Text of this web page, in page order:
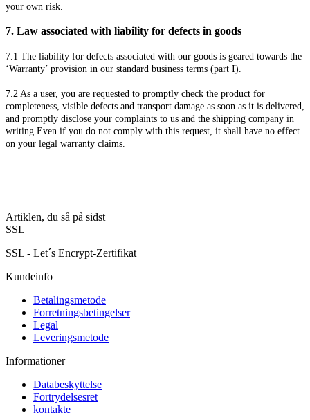
your own risk.
7. Law associated with liability for defects in goods
7.1 The liability for defects associated with our goods is geared towards the
‘Warranty’ provision in our standard business terms (part I).
7.2 As a user, you are requested to promptly check the product for
completeness, visible defects and transport damage as soon as it is delivered,
and promptly disclose your complaints to us and the shipping company in
writing.Even if you do not comply with this request, it shall have no effect
on your legal warranty claims.
Artiklen, du så på sidst
SSL
SSL - Let´s Encrypt-Zertifikat
Kundeinfo
Betalingsmetode
Forretningsbetingelser
Legal
Leveringsmetode
Informationer
Databeskyttelse
Fortrydelsesret
kontakte